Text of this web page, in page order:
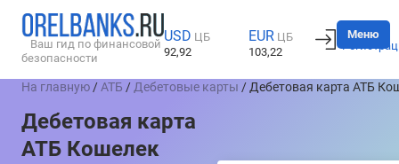
Ваш гид по финансовой
безопасности
USD ЦБ
92,92
EUR ЦБ
103,22
Вход
Меню
На главную /АТБ / Дебетовые карты / Дебетовая карта АТБ
Дебетовая карта
АТБ Кошелек